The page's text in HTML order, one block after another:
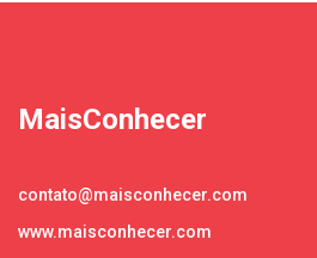
MaisConhecer
contato@maisconhecer.com
www.maisconhecer.com